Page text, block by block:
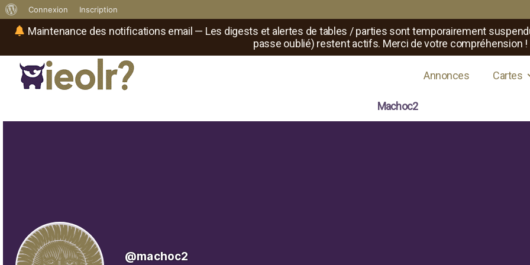
Maintenance des notifications email — Les digests et alertes de tables / parties sont temporairement
passe oublié) restent actifs. Merci de votre compréhension !
propos
WordPress
Connexion Inscription
où
Annonces Cartes
Machoc2
@machoc2